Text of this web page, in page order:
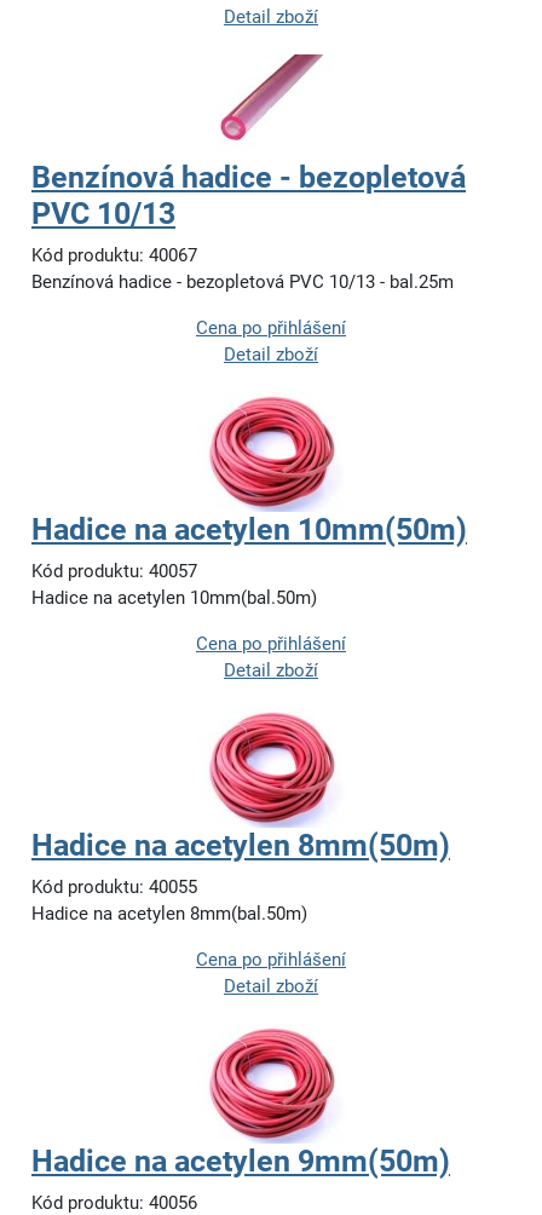
Detail zboží
Benzínová hadice - bezopletová
PVC 10/13
Kód produktu: 40067
Benzínová hadice - bezopletová PVC 10/13 - bal.25m
Cena po přihlášení
Detail zboží
Hadice na acetylen 10mm(50m)
Kód produktu: 40057
Hadice na acetylen 10mm(bal.50m)
Cena po přihlášení
Detail zboží
Hadice na acetylen 8mm(50m)
Kód produktu: 40055
Hadice na acetylen 8mm(bal.50m)
Cena po přihlášení
Detail zboží
Hadice na acetylen 9mm(50m)
Kód produktu: 40056